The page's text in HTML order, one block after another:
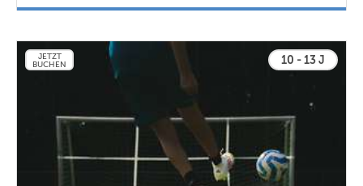
JETZT
BUCHEN
10 - 13 J